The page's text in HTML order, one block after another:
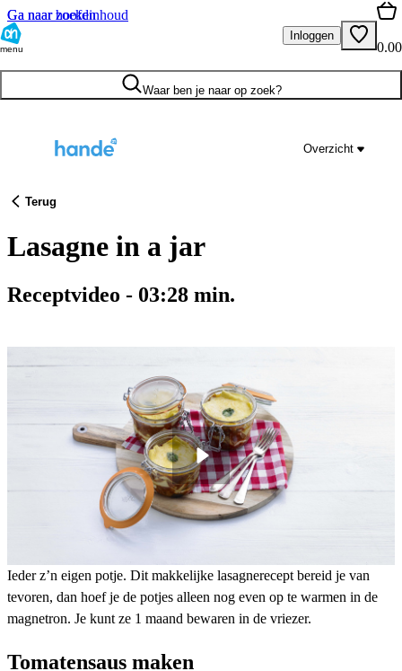
Ga naar hoofdinhoud
Ga naar zoeken
menu
Inloggen
0.00
Waar ben je naar op zoek?
Overzicht
Terug
Lasagne in a jar
Receptvideo - 03:28 min.
Ieder z’n eigen potje. Dit makkelijke lasagnerecept bereid je van
tevoren, dan hoef je de potjes alleen nog even op te warmen in de
magnetron. Je kunt ze 1 maand bewaren in de vriezer.
Tomatensaus maken